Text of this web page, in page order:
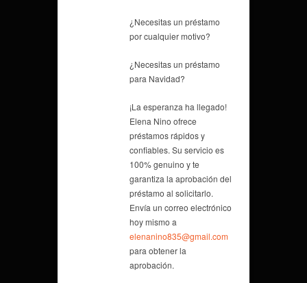
¿Necesitas un préstamo
por cualquier motivo?
¿Necesitas un préstamo
para Navidad?
¡La esperanza ha llegado!
Elena Nino ofrece
préstamos rápidos y
confiables. Su servicio es
100% genuino y te
garantiza la aprobación del
préstamo al solicitarlo.
Envía un correo electrónico
hoy mismo a
elenanino835@gmail.com
para obtener la
aprobación.